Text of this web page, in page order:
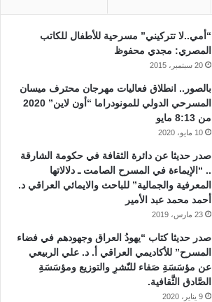
“أمي..لا تتركيني” مسرحية للأطفال للكاتب
المصري: مجدي محفوظ
20 سبتمبر، 2015
بالصور.. انطلاق فعاليات مهرجان محترف ميسان
المسرحي الدولي للمونودراما “أون لاين” 2020
من 8:13 مايو
10 مايو، 2020
صدر حديثا عن دائرة الثقافة في حكومة الشارقة
.. “الإيماءة في المسرح الصامت ـ دلالاتها
المعرفية والجمالية” للباحث والايمائي العراقي د.
أحمد محمد عبد الأمير
23 مارس، 2019
صدر حديثا كتاب “يهودُ العراق وجهودهم في فضاء
المسرح” للأكاديمي العراقي أ. د. علي الربيعي
عن مؤسَسَةِ صَفاء للنّشرِ والتوزيع ومؤسَسَةِ
الصَّادق الثَّقافية.
9 يناير، 2020